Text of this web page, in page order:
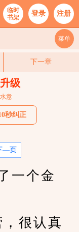
临时
书架
登录 注册
菜单
下一章
级
意
秒纠正
—页
一个金
很认真